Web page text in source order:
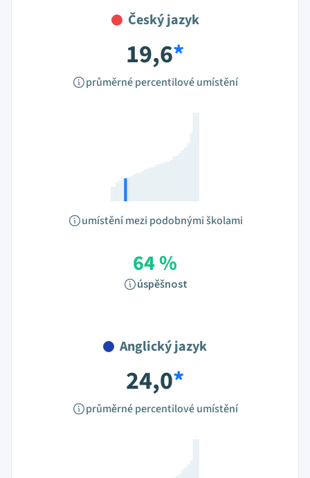
Český jazyk
19,6*
průměrné percentilové umístění
umístění mezi podobnými školami
64 %
úspěšnost
Anglický jazyk
24,0*
průměrné percentilové umístění